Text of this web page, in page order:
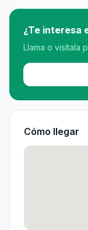
¿Te interesa
Llama o visítala
Cómo llegar